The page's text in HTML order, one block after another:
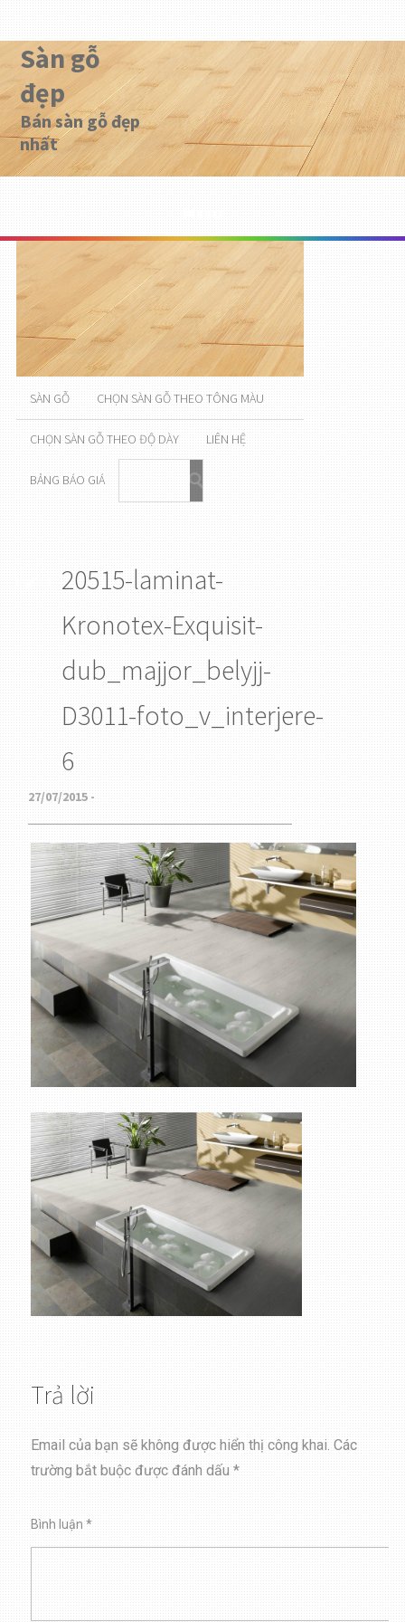
Sàn gỗ
đẹp
Bán sàn gỗ đẹp
nhất
SÀN GỖ CHỌN SÀN GỖ THEO TÔNG MÀU
CHỌN SÀN GỖ THEO ĐỘ DÀY LIÊN HỆ
BẢNG BÁO GIÁ
20515-laminat-
Kronotex-Exquisit-
dub_majjor_belyjj-
D3011-foto_v_interjere-
6
27/07/2015 -
Trả lời
Email của bạn sẽ không được hiển thị công khai. Các
trường bắt buộc được đánh dấu*
Bình luận*